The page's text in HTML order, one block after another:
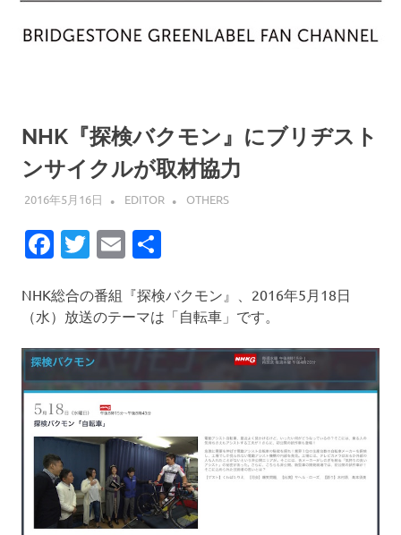
NHK『探検バクモン』にブリヂスト
ンサイクルが取材協力
2016年5月16日 EDITOR OTHERS
Facebook
Twitter
Email
NHK総合の番組『探検バクモン』、2016年5月18日
（水）放送のテーマは「自転車」です。